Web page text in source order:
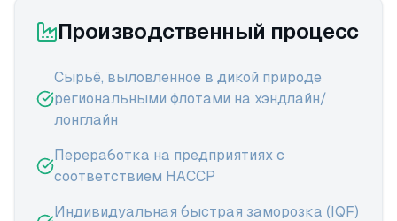
Производственный процесс
Сырьё, выловленное в дикой природе
региональными флотами на хэндлайн/
лонглайн
Переработка на предприятиях с
соответствием HACCP
Индивидуальная быстрая заморозка (IQF)